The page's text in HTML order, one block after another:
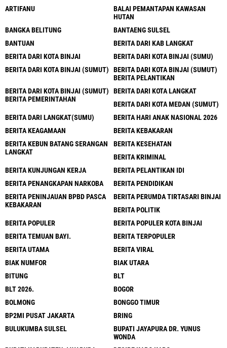
ARTIFANU
BALAI PEMANTAPAN KAWASAN
HUTAN
BANGKA BELITUNG
BANTAENG SULSEL
BANTUAN
BERITA DARI KAB LANGKAT
BERITA DARI KOTA BINJAI
BERITA DARI KOTA BINJAI (SUMU)
BERITA DARI KOTA BINJAI (SUMUT)
BERITA DARI KOTA BINJAI (SUMUT)
BERITA PELANTIKAN
BERITA DARI KOTA BINJAI (SUMUT)
BERITA PEMERINTAHAN
BERITA DARI KOTA LANGKAT
BERITA DARI KOTA MEDAN (SUMUT)
BERITA DARI LANGKAT(SUMU)
BERITA HARI ANAK NASIONAL 2026
BERITA KEAGAMAAN
BERITA KEBAKARAN
BERITA KEBUN BATANG SERANGAN
LANGKAT
BERITA KESEHATAN
BERITA KRIMINAL
BERITA KUNJUNGAN KERJA
BERITA PELANTIKAN IDI
BERITA PENANGKAPAN NARKOBA
BERITA PENDIDIKAN
BERITA PENINJAUAN BPBD PASCA
KEBAKARAN
BERITA PERUMDA TIRTASARI BINJAI
BERITA POLITIK
BERITA POPULER
BERITA POPULER KOTA BINJAI
BERITA TEMUAN BAYI.
BERITA TERPOPULER
BERITA UTAMA
BERITA VIRAL
BIAK NUMFOR
BIAK UTARA
BITUNG
BLT
BLT 2026.
BOGOR
BOLMONG
BONGGO TIMUR
BP2MI PUSAT JAKARTA
BRING
BULUKUMBA SULSEL
BUPATI JAYAPURA DR. YUNUS
WONDA